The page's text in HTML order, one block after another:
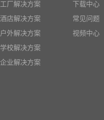
工厂解决方案
酒店解决方案
户外解决方案
学校解决方案
企业解决方案
下载中心
常见问题
视频中心